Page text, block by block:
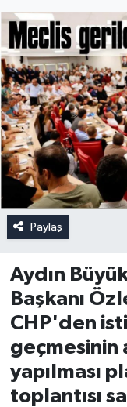
Paylaş
Aydın
Başkanı
CHP'den
geçmesinin
yapılması
toplantısı